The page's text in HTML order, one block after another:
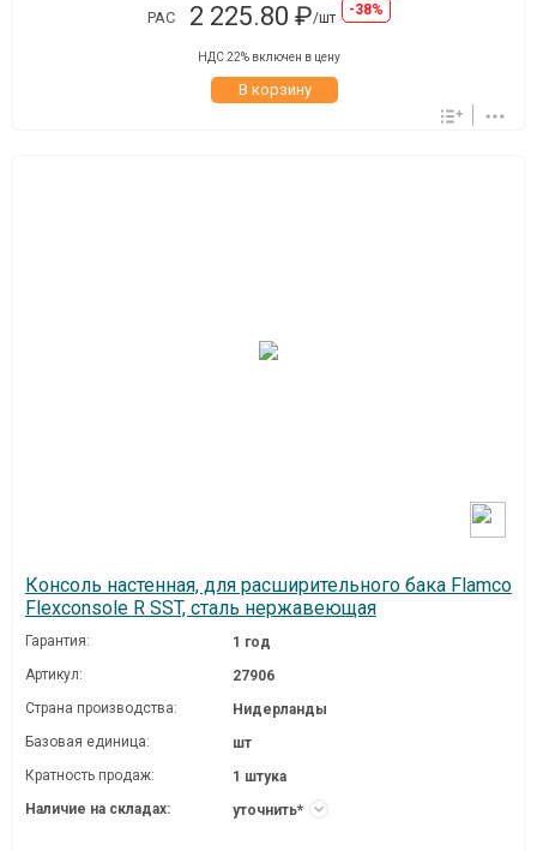
РАС 2 225.80 ₽/шт -38%
НДС 22% включен в цену
В корзину
Консоль настенная, для расширительного бака Flamco
Flexconsole R SST, сталь нержавеющая
Гарантия:
1 год
Артикул:
27906
Страна производства:
Нидерланды
Базовая единица:
шт
Кратность продаж:
1 штука
Наличие на складах:
уточнить*